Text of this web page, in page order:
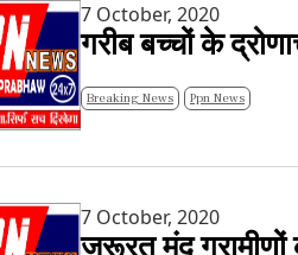
7 October, 2020
गरीब बच्चों के
Breaking News Ppn News
7 October, 2020